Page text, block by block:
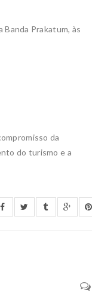
Prakatum, às
da
do turismo e a